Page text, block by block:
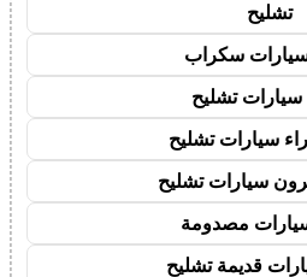
تشليح
سكراب
تشليح
سيارات تشليح
سيارات تشليح
مصدومة
قديمة تشليح